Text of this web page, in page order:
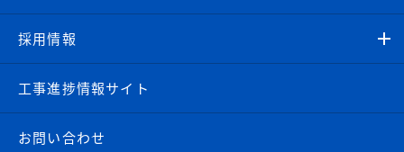
採用情報
工事進捗情報サイト
お問い合わせ